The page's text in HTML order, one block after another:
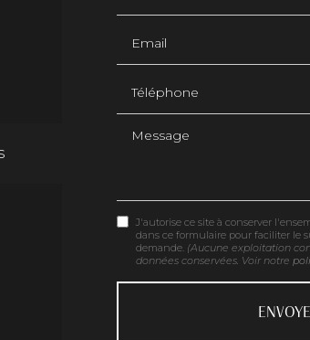
Message
J'autorise ce site à conserver
dans ce formulaire pour faciliter le
demande. (Aucune exploitation
données conservées. Voir notre